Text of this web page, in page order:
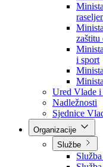
zaštitu
i sport
Ured Vlade i
Nadležnosti
Sjednice